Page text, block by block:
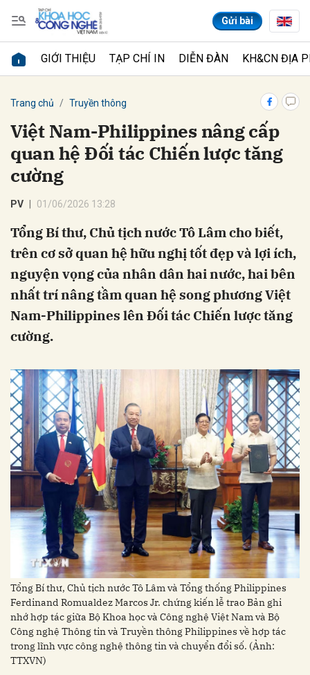
Gửi bài
GIỚI THIỆU TẠP CHÍ IN DIỄN ĐÀN KH&CN ĐỊA
Trang chủ Truyền thông
Việt Nam-Philippines nâng cấp
quan hệ Đối tác Chiến lược tăng
cường
PV 01/06/2026 13:28
Tổng Bí thư, Chủ tịch nước Tô Lâm cho biết,
trên cơ sở quan hệ hữu nghị tốt đẹp và lợi ích,
nguyện vọng của nhân dân hai nước, hai bên
nhất trí nâng tầm quan hệ song phương Việt
Nam-Philippines lên Đối tác Chiến lược tăng
cường.
Tổng Bí thư, Chủ tịch nước Tô Lâm và Tổng thống Philippines
Ferdinand Romualdez Marcos Jr. chứng kiến lễ trao Bản ghi
nhớ hợp tác giữa Bộ Khoa học và Công nghệ Việt Nam và Bộ
Công nghệ Thông tin và Truyền thông Philippines về hợp tác
trong lĩnh vực công nghệ thông tin và chuyển đổi số. (Ảnh:
TTXVN)
Gửi bình luận
Hủy Gửi